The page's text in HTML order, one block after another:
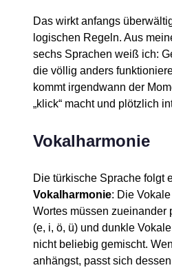
Das wirkt anfangs
logischen Regeln. Aus
sechs Sprachen weiß ich:
die völlig anders
kommt irgendwann der
„klick“ macht und plötzlich
Vokalharmonie
Die türkische Sprache folgt
Vokalharmonie: Die
Wortes müssen zueinander
(e, i, ö, ü) und dunkle
nicht beliebig gemischt.
anhängst, passt sich